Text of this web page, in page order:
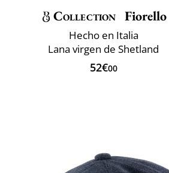
Collection Fiorello
Hecho en Italia
Lana virgen de Shetland
52€00